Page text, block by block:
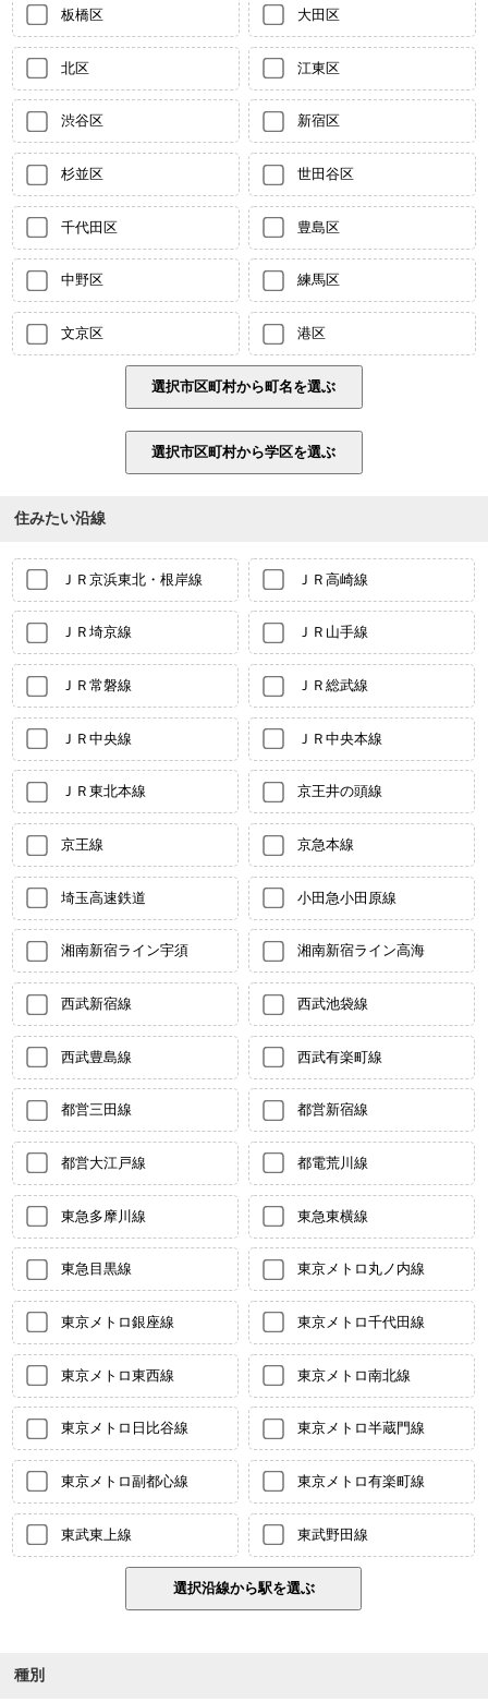
板橋区 大田区
北区 江東区
渋谷区 新宿区
杉並区 世田谷区
千代田区 豊島区
中野区 練馬区
文京区 港区
住みたい沿線
ＪＲ京浜東北・根岸線 ＪＲ高崎線
ＪＲ埼京線 ＪＲ山手線
ＪＲ常磐線 ＪＲ総武線
ＪＲ中央線 ＪＲ中央本線
ＪＲ東北本線 京王井の頭線
京王線 京急本線
埼玉高速鉄道 小田急小田原線
湘南新宿ライン宇須 湘南新宿ライン高海
西武新宿線 西武池袋線
西武豊島線 西武有楽町線
都営三田線 都営新宿線
都営大江戸線 都電荒川線
東急多摩川線 東急東横線
東急目黒線 東京メトロ丸ノ内線
東京メトロ銀座線 東京メトロ千代田線
東京メトロ東西線 東京メトロ南北線
東京メトロ日比谷線 東京メトロ半蔵門線
東京メトロ副都心線 東京メトロ有楽町線
東武東上線 東武野田線
種別